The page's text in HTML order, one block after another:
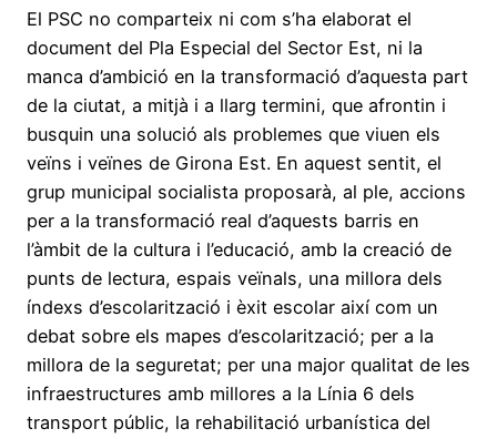
El PSC no comparteix ni com s’ha elaborat el
document del Pla Especial del Sector Est, ni la
manca d’ambició en la transformació d’aquesta part
de la ciutat, a mitjà i a llarg termini, que afrontin i
busquin una solució als problemes que viuen els
veïns i veïnes de Girona Est. En aquest sentit, el
grup municipal socialista proposarà, al ple, accions
per a la transformació real d’aquests barris en
l’àmbit de la cultura i l’educació, amb la creació de
punts de lectura, espais veïnals, una millora dels
índexs d’escolarització i èxit escolar així com un
debat sobre els mapes d’escolarització; per a la
millora de la seguretat; per una major qualitat de les
infraestructures amb millores a la Línia 6 dels
transport públic, la rehabilitació urbanística del